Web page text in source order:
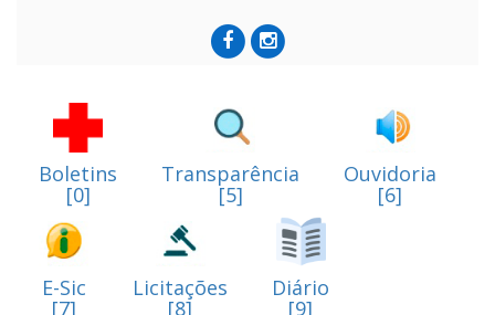
Boletins
[0]
Transparência
[5]
Ouvidoria
[6]
E-Sic
[7]
Licitações
[8]
Diário
[9]